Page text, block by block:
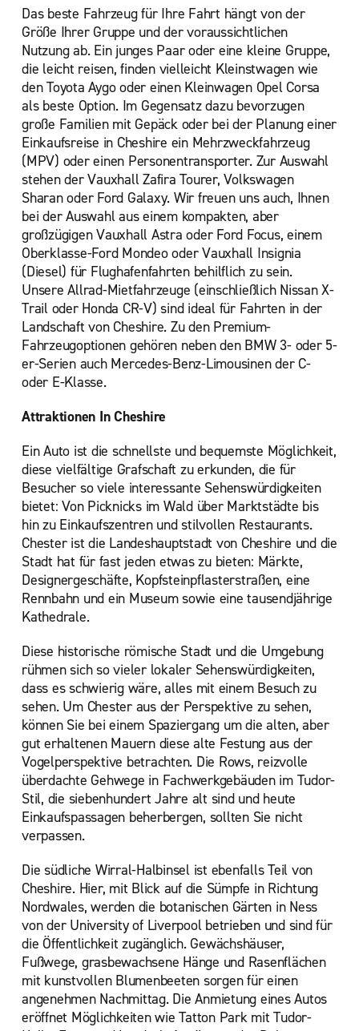
Das beste Fahrzeug für Ihre Fahrt hängt von der
Größe Ihrer Gruppe und der voraussichtlichen
Nutzung ab. Ein junges Paar oder eine kleine Gruppe,
die leicht reisen, finden vielleicht Kleinstwagen wie
den Toyota Aygo oder einen Kleinwagen Opel Corsa
als beste Option. Im Gegensatz dazu bevorzugen
große Familien mit Gepäck oder bei der Planung einer
Einkaufsreise in Cheshire ein Mehrzweckfahrzeug
(MPV) oder einen Personentransporter. Zur Auswahl
stehen der Vauxhall Zafira Tourer, Volkswagen
Sharan oder Ford Galaxy. Wir freuen uns auch, Ihnen
bei der Auswahl aus einem kompakten, aber
großzügigen Vauxhall Astra oder Ford Focus, einem
Oberklasse-Ford Mondeo oder Vauxhall Insignia
(Diesel) für Flughafenfahrten behilflich zu sein.
Unsere Allrad-Mietfahrzeuge (einschließlich Nissan X-
Trail oder Honda CR-V) sind ideal für Fahrten in der
Landschaft von Cheshire. Zu den Premium-
Fahrzeugoptionen gehören neben den BMW 3- oder 5-
er-Serien auch Mercedes-Benz-Limousinen der C-
oder E-Klasse.
Attraktionen In Cheshire
Ein Auto ist die schnellste und bequemste Möglichkeit,
diese vielfältige Grafschaft zu erkunden, die für
Besucher so viele interessante Sehenswürdigkeiten
bietet: Von Picknicks im Wald über Marktstädte bis
hin zu Einkaufszentren und stilvollen Restaurants.
Chester ist die Landeshauptstadt von Cheshire und die
Stadt hat für fast jeden etwas zu bieten: Märkte,
Designergeschäfte, Kopfsteinpflasterstraßen, eine
Rennbahn und ein Museum sowie eine tausendjährige
Kathedrale.
Diese historische römische Stadt und die Umgebung
rühmen sich so vieler lokaler Sehenswürdigkeiten,
dass es schwierig wäre, alles mit einem Besuch zu
sehen. Um Chester aus der Perspektive zu sehen,
können Sie bei einem Spaziergang um die alten, aber
gut erhaltenen Mauern diese alte Festung aus der
Vogelperspektive betrachten. Die Rows, reizvolle
überdachte Gehwege in Fachwerkgebäuden im Tudor-
Stil, die siebenhundert Jahre alt sind und heute
Einkaufspassagen beherbergen, sollten Sie nicht
verpassen.
Die südliche Wirral-Halbinsel ist ebenfalls Teil von
Cheshire. Hier, mit Blick auf die Sümpfe in Richtung
Nordwales, werden die botanischen Gärten in Ness
von der University of Liverpool betrieben und sind für
die Öffentlichkeit zugänglich. Gewächshäuser,
Fußwege, grasbewachsene Hänge und Rasenflächen
mit kunstvollen Blumenbeeten sorgen für einen
angenehmen Nachmittag. Die Anmietung eines Autos
eröffnet Möglichkeiten wie Tatton Park mit Tudor-